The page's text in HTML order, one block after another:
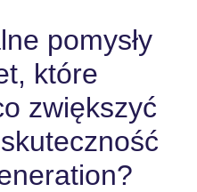
pomysły
które
zwiększyć